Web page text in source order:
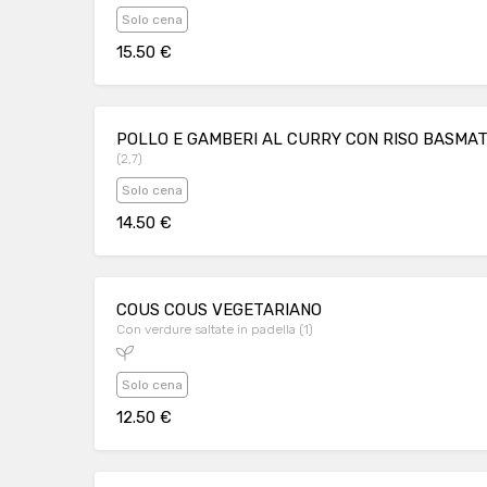
Solo cena
15.50 €
POLLO E GAMBERI AL CURRY CON RISO
(2,7)
Solo cena
14.50 €
COUS COUS VEGETARIANO
Con verdure saltate in padella (1)
Solo cena
12.50 €